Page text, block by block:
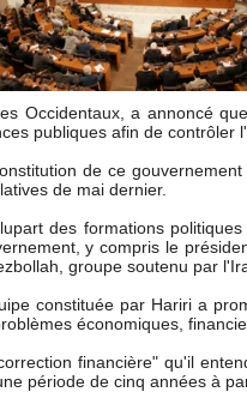
Occidentaux, a annoncé
publiques afin de contrôler
de ce
de mai dernier.
des formations
y compris le
groupe soutenu par
constituée par Hariri a
économiques,
financière" qu'il
période de cinq années à